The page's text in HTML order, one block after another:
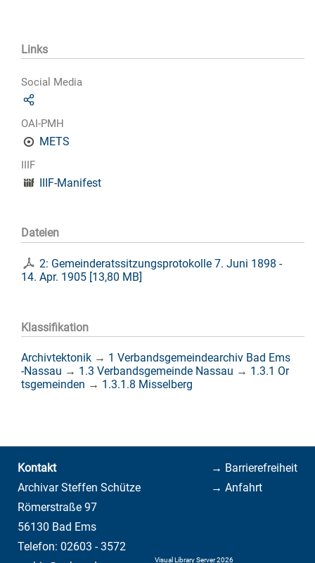
Links
Social Media
OAI-PMH
METS
IIIF
IIIF-Manifest
Dateien
2: Gemeinderatssitzungsprotokolle 7. Juni 1898 -
14. Apr. 1905 [13,80 MB]
Klassifikation
Archivtektonik → 1 Verbandsgemeindearchiv Bad Ems
-Nassau → 1.3 Verbandsgemeinde Nassau → 1.3.1 Or
tsgemeinden → 1.3.1.8 Misselberg
→ Barrierefreiheit
→ Anfahrt
Kontakt
Archivar Steffen Schütze
Römerstraße 97
56130 Bad Ems
Telefon: 02603 - 3572
Visual Library Server 2026